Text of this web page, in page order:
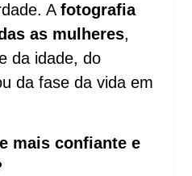
Afotografia
as mulheres,
da idade, do
da fase da vida em
mais confiante e